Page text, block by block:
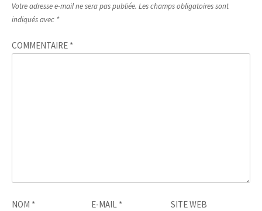
Votre adresse e-mail ne sera pas publiée. Les champs obligatoires sont
indiqués avec *
COMMENTAIRE *
NOM * E-MAIL * SITE WEB